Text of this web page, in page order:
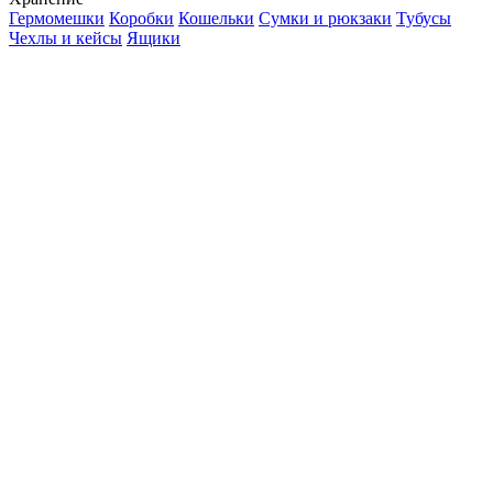
Гермомешки Коробки Кошельки Сумки и рюкзаки Тубусы
Чехлы и кейсы Ящики